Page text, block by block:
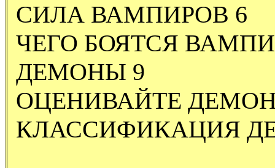
СИЛА ВАМПИРОВ 6
ЧЕГО БОЯТСЯ
ДЕМОНЫ 9
ОЦЕНИВАЙТЕ
КЛАССИФИКАЦИЯ